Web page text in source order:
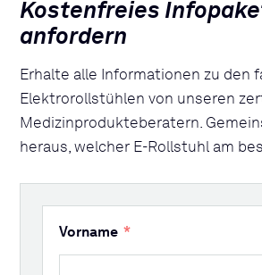
Kostenfreies
anfordern
Erhalte alle Informationen zu den
Elektrorollstühlen von unseren
Medizinprodukteberatern.
heraus, welcher E-Rollstuhl am
Vorname